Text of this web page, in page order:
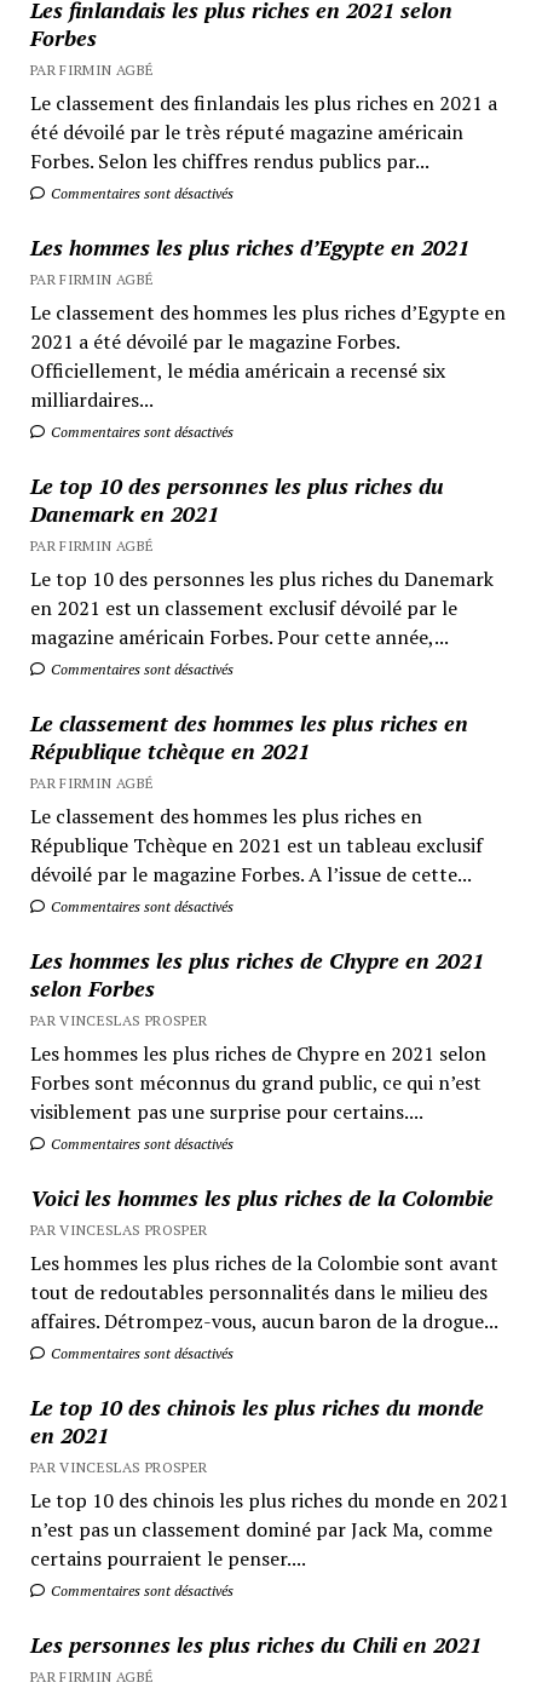
Les finlandais les plus riches en 2021 selon
Forbes
PAR FIRMIN AGBÉ
Le classement des finlandais les plus riches en 2021 a
été dévoilé par le très réputé magazine américain
Forbes. Selon les chiffres rendus publics par...
Commentaires sont désactivés
Les hommes les plus riches d’Egypte en 2021
PAR FIRMIN AGBÉ
Le classement des hommes les plus riches d’Egypte en
2021 a été dévoilé par le magazine Forbes.
Officiellement, le média américain a recensé six
milliardaires...
Commentaires sont désactivés
Le top 10 des personnes les plus riches du
Danemark en 2021
PAR FIRMIN AGBÉ
Le top 10 des personnes les plus riches du Danemark
en 2021 est un classement exclusif dévoilé par le
magazine américain Forbes. Pour cette année,...
Commentaires sont désactivés
Le classement des hommes les plus riches en
République tchèque en 2021
PAR FIRMIN AGBÉ
Le classement des hommes les plus riches en
République Tchèque en 2021 est un tableau exclusif
dévoilé par le magazine Forbes. A l’issue de cette...
Commentaires sont désactivés
Les hommes les plus riches de Chypre en 2021
selon Forbes
PAR VINCESLAS PROSPER
Les hommes les plus riches de Chypre en 2021 selon
Forbes sont méconnus du grand public, ce qui n’est
visiblement pas une surprise pour certains....
Commentaires sont désactivés
Voici les hommes les plus riches de la Colombie
PAR VINCESLAS PROSPER
Les hommes les plus riches de la Colombie sont avant
tout de redoutables personnalités dans le milieu des
affaires. Détrompez-vous, aucun baron de la drogue...
Commentaires sont désactivés
Le top 10 des chinois les plus riches du monde
en 2021
PAR VINCESLAS PROSPER
Le top 10 des chinois les plus riches du monde en 2021
n’est pas un classement dominé par Jack Ma, comme
certains pourraient le penser....
Commentaires sont désactivés
Les personnes les plus riches du Chili en 2021
PAR FIRMIN AGBÉ